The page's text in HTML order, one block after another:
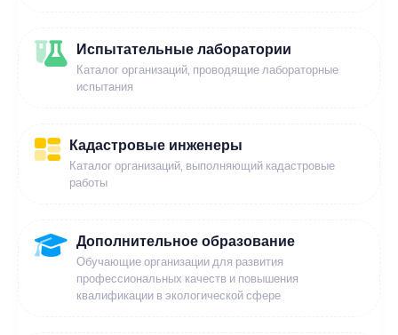
Испытательные лаборатории
Каталог организаций, проводящие лабораторные
испытания
Кадастровые инженеры
Каталог организаций, выполняющий кадастровые
работы
Дополнительное образование
Обучающие организации для развития
профессиональных качеств и повышения
квалификации в экологической сфере